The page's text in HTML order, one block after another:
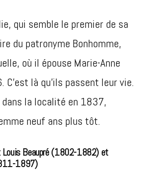
qui semble le premier de sa
du patronyme Bonhomme,
où il épouse Marie-Anne
C’est là qu’ils passent leur vie.
la localité en 1837,
neuf ans plus tôt.
Louis Beaupré (1802-1882) et
1897)